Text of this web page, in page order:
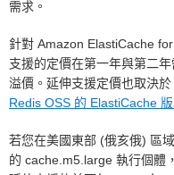
需求。
針對 Amazon ElastiCache
支援的定價在第一年與第二
溢價。延伸支援定價也取決
Redis OSS 的 ElastiCache 版
若您在美國東部 (俄亥俄) 區
的 cache.m5.large 執行個體